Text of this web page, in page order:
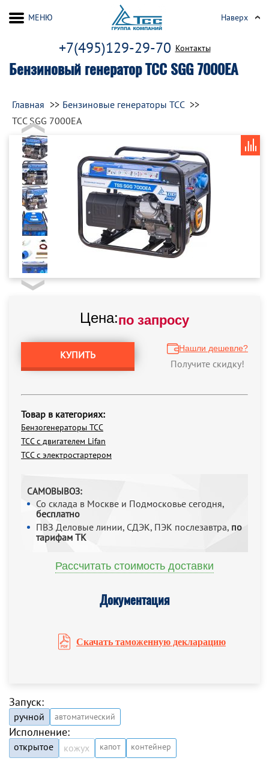
Бензиновый генератор ТСС SGG 7000EA
+7(495)129-29-70 Контакты
МЕНЮ Наверх
Главная
Бензиновые генераторы ТСС
ТСС SGG 7000EA
Цена:по запросу
КУПИТЬ
Нашли дешевле?
Получите скидку!
Товар в категориях:
Бензогенераторы ТСС
ТСС с двигателем Lifan
ТСС с электростартером
САМОВЫВОЗ:
Со склада в Москве и Подмосковье сегодня,
бесплатно
ПВЗ Деловые линии, СДЭК, ПЭК послезавтра, по
тарифам ТК
Рассчитать стоимость доставки
Документация
Скачать таможенную декларацию
Запуск:
ручной автоматический
Исполнение:
открытое кожух капот контейнер